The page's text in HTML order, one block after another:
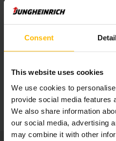
Consent
This website uses cookies
We use cookies to
provide social media features
We also share information
our social media, advertising
may combine it with other
Opcionális
Ergonomikus munkahely